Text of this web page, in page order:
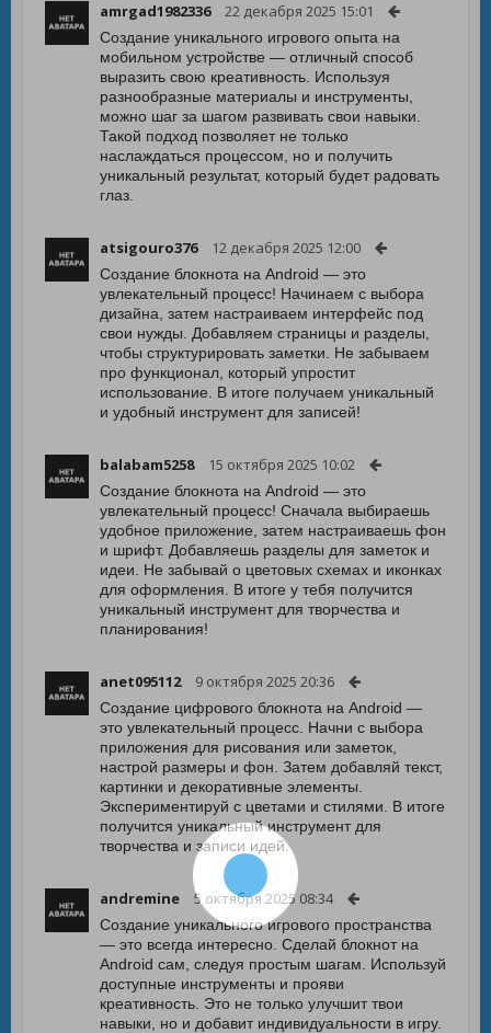
amrgad1982336 22 декабря 2025 15:01
Создание уникального игрового опыта на
мобильном устройстве — отличный способ
выразить свою креативность. Используя
разнообразные материалы и инструменты,
можно шаг за шагом развивать свои навыки.
Такой подход позволяет не только
наслаждаться процессом, но и получить
уникальный результат, который будет радовать
глаз.
atsigouro376 12 декабря 2025 12:00
Создание блокнота на Android — это
увлекательный процесс! Начинаем с выбора
дизайна, затем настраиваем интерфейс под
свои нужды. Добавляем страницы и разделы,
чтобы структурировать заметки. Не забываем
про функционал, который упростит
использование. В итоге получаем уникальный
и удобный инструмент для записей!
balabam5258 15 октября 2025 10:02
Создание блокнота на Android — это
увлекательный процесс! Сначала выбираешь
удобное приложение, затем настраиваешь фон
и шрифт. Добавляешь разделы для заметок и
идеи. Не забывай о цветовых схемах и иконках
для оформления. В итоге у тебя получится
уникальный инструмент для творчества и
планирования!
anet095112 9 октября 2025 20:36
Создание цифрового блокнота на Android —
это увлекательный процесс. Начни с выбора
приложения для рисования или заметок,
настрой размеры и фон. Затем добавляй текст,
картинки и декоративные элементы.
Экспериментируй с цветами и стилями. В итоге
получится уникальный инструмент для
творчества и записи идей.
andremine 5 октября 2025 08:34
Создание уникального игрового пространства
— это всегда интересно. Сделай блокнот на
Android сам, следуя простым шагам. Используй
доступные инструменты и прояви
креативность. Это не только улучшит твои
навыки, но и добавит индивидуальности в игру.